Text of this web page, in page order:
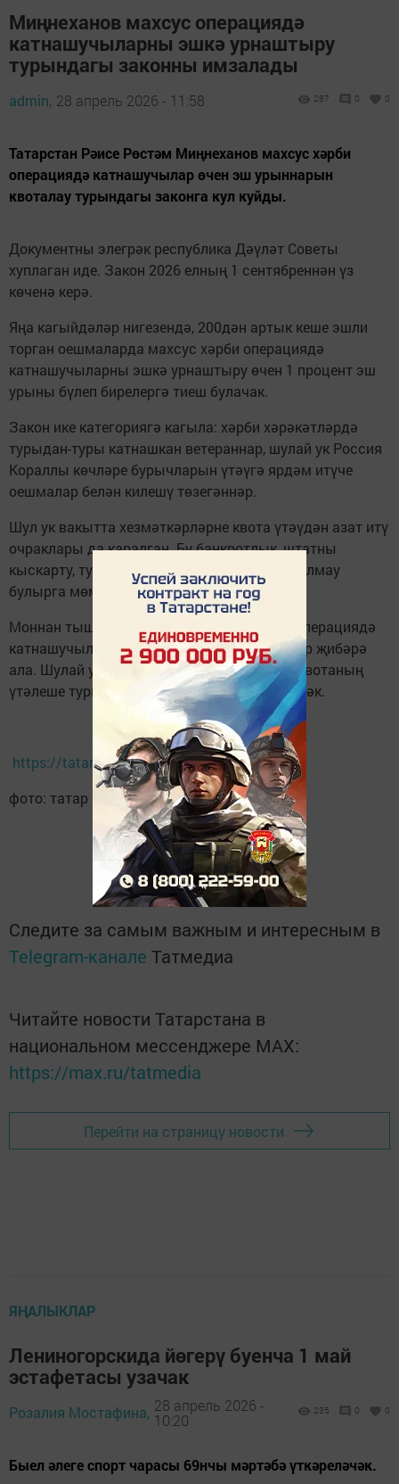
Миңнеханов махсус операциядә
катнашучыларны эшкә урнаштыру
турындагы законны имзалады
admin, 28 апрель 2026 - 11:58 287 0 0
Татарстан Рәисе Рөстәм Миңнеханов махсус хәрби
операциядә катнашучылар өчен эш урыннарын
квоталау турындагы законга кул куйды.
Документны элегрәк республика Дәүләт Советы
хуплаган иде. Закон 2026 елның 1 сентябреннән үз
көченә керә.
Яңа кагыйдәләр нигезендә, 200дән артык кеше эшли
торган оешмаларда махсус хәрби операциядә
катнашучыларны эшкә урнаштыру өчен 1 процент эш
урыны бүлеп бирелергә тиеш булачак.
Закон ике категориягә кагыла: хәрби хәрәкәтләрдә
турыдан-туры катнашкан ветераннар, шулай ук Россия
Кораллы көчләре бурычларын үтәүгә ярдәм итүче
оешмалар белән килешү төзегәннәр.
Шул ук вакытта хезмәткәрләрне квота үтәүдән азат итү
очраклары да каралган. Бу банкротлык, штатны
кыскарту, туры килә торган кандидатлар булмау
булырга мөмкин.
Моннан тыш, хезмәткәрләр махсус хәрби операциядә
катнашучыларны һөнәри укытуга заявкалар җибәрә
ала. Шулай ук аларга ай саен билгеләнгән квотаның
үтәлеше турында хисап тотарга туры киләчәк.
https://tatar-inform
фото: татар информ
Следите за самым важным и интересным в
Telegram-канале Татмедиа
Читайте новости Татарстана в
национальном мессенджере MАХ:
https://max.ru/tatmedia
Перейти на страницу новости
ЯҢАЛЫКЛАР
Лениногорскида йөгерү буенча 1 май
эстафетасы узачак
Розалия Мостафина, 28 апрель 2026 -
10:20
235 0 0
Быел әлеге спорт чарасы 69нчы мәртәбә үткәреләчәк.